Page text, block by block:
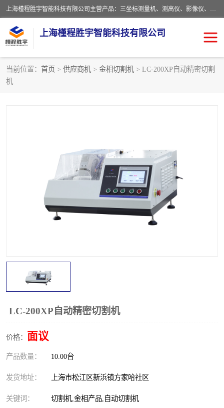
上海槿程胜宇智能科技有限公司主营产品：三坐标测量机、测高仪、影像仪、粗糙度仪、轮廓仪、实验室、测针、卡尺、千分尺、硬度计、三坐标夹具、量规、螺纹规、大理石平台、杠杆表。
上海槿程胜宇智能科技有限公司
当前位置： 首页 > 供应商机 > 金相切割机 > LC-200XP自动精密切割
机
LC-200XP自动精密切割机
价格： 面议
产品数量： 10.00台
发货地址： 上海市松江区新浜镇方家哈社区
关键词： 切割机,金相产品,自动切割机
布氏硬度计
洛氏硬度计 维氏硬度计
布洛维硬度计 显微硬度计
三坐标夹具
测针
千分尺
螺纹规